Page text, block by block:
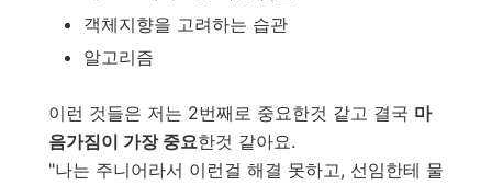
객체지향을 고려하는 습관
알고리즘
이런 것들은 저는 2번째로 중요한것 같고 결국 마
음가짐이 가장 중요한것 같아요.
"나는 주니어라서 이런걸 해결 못하고, 선임한테 물